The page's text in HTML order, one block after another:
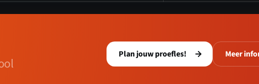
Plan jouw proefles! Meer